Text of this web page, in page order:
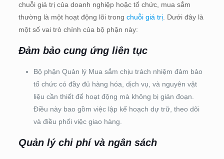
chuỗi giá trị của doanh nghiệp hoặc tổ chức, mua sắm
thường là một hoạt động lõi trong chuỗi giá trị. Dưới đây là
một số vai trò chính của bộ phận này:
Đảm bảo cung ứng liên tục
Bộ phận Quản lý Mua sắm chịu trách nhiệm đảm bảo
tổ chức có đầy đủ hàng hóa, dịch vụ, và nguyên vật
liệu cần thiết để hoạt động mà không bị gián đoạn.
Điều này bao gồm việc lập kế hoạch dự trữ, theo dõi
và điều phối việc giao hàng.
Quản lý chi phí và ngân sách